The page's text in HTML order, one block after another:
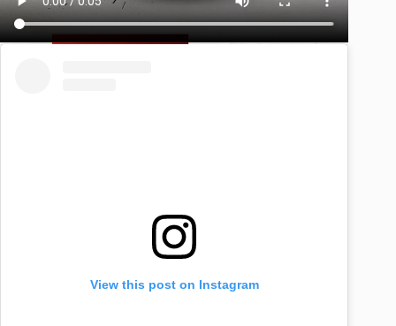
View this post on Instagram